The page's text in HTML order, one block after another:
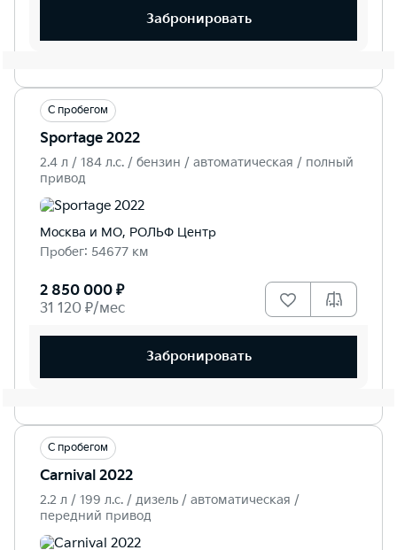
Забронировать
С пробегом
Sportage 2022
2.4 л / 184 л.c. / бензин / автоматическая / полный
привод
Москва и МО, РОЛЬФ Центр
Пробег: 54677 км
2 850 000 ₽
31 120 ₽/мес
Забронировать
С пробегом
Carnival 2022
2.2 л / 199 л.c. / дизель / автоматическая /
передний привод